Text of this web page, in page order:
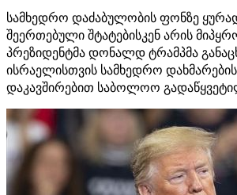
სამხედრო დაძაბულობის ფონზე
შეერთებული შტატებისკენ არის
პრეზიდენტმა დონალდ ტრამპმა
ისრაელისთვის სამხედრო დახმარების
დაკავშირებით საბოლოო